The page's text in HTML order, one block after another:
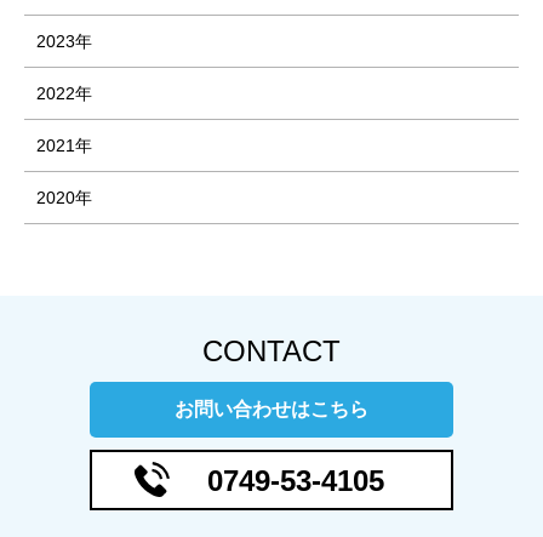
2023年
2022年
2021年
2020年
CONTACT
お問い合わせはこちら
0749-53-4105